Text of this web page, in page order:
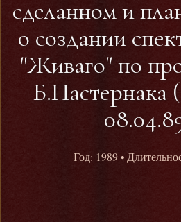
сделанном и
о создании
"Живаго" по
Б.Пастернака
Год: 1989•